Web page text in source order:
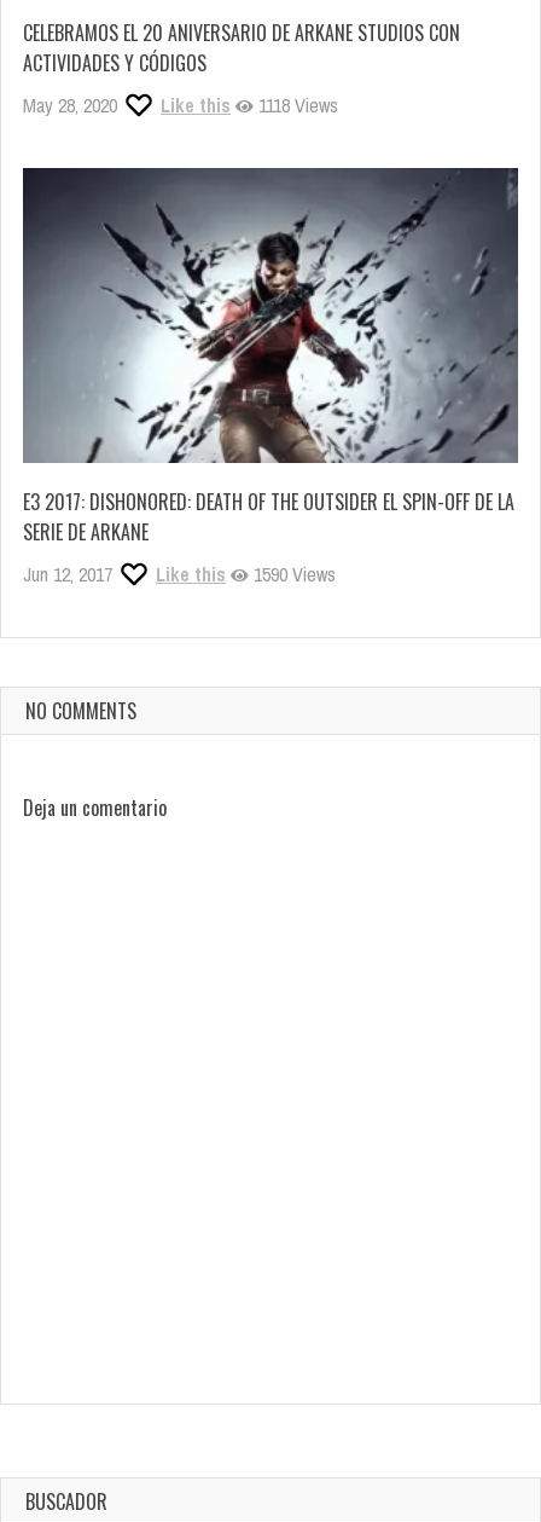
CELEBRAMOS EL 20 ANIVERSARIO DE ARKANE STUDIOS CON
ACTIVIDADES Y CÓDIGOS
May 28, 2020 Like this 1118 Views
E3 2017: DISHONORED: DEATH OF THE OUTSIDER EL SPIN-OFF DE LA
SERIE DE ARKANE
Jun 12, 2017 Like this 1590 Views
NO COMMENTS
Deja un comentario
BUSCADOR